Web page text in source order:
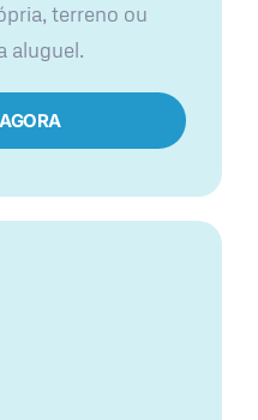
terreno ou
aluguel.